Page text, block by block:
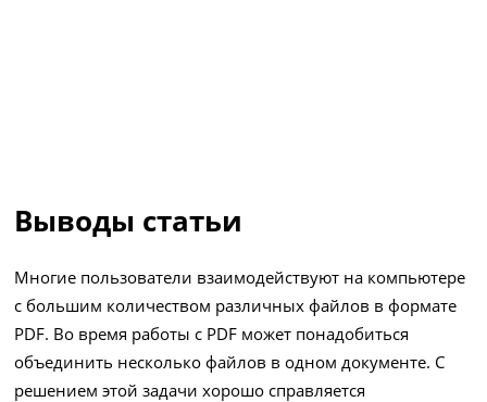
Выводы статьи
Многие пользователи взаимодействуют на компьютере
с большим количеством различных файлов в формате
PDF. Во время работы с PDF может понадобиться
объединить несколько файлов в одном документе. С
решением этой задачи хорошо справляется